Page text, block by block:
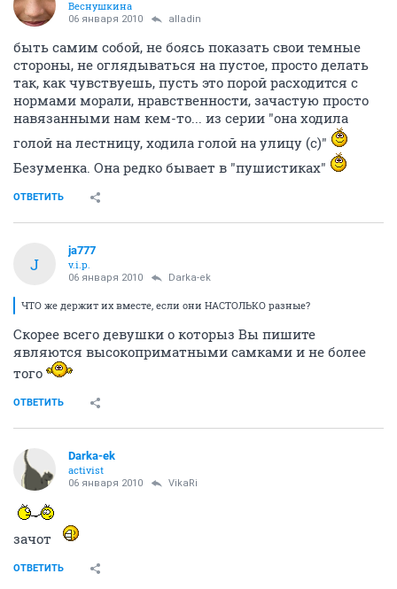
Веснушкина
06 января 2010 alladin
быть самим собой, не боясь показать свои темные
стороны, не оглядываться на пустое, просто делать
так, как чувствуешь, пусть это порой расходится с
нормами морали, нравственности, зачастую просто
навязанными нам кем-то... из серии "она ходила
голой на лестницу, ходила голой на улицу (с)"
Безуменка. Она редко бывает в "пушистиках"
ОТВЕТИТЬ
J
ja777
v.i.p.
06 января 2010 Darka-ek
ЧТО же держит их вместе, если они НАСТОЛЬКО разные?
Скорее всего девушки о которыз Вы пишите
являются высокоприматными самками и не более
того
ОТВЕТИТЬ
Darka-ek
activist
06 января 2010 VikaRi
зачот
ОТВЕТИТЬ